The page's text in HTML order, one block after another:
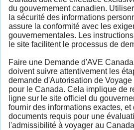
du gouvernement canadien.
la sécurité des informations
assure la conformité avec les
gouvernementales. Les
le site facilitent le processus de
Faire une Demande d'AVE
doivent suivre attentivement les
demande d'Autorisation de
pour le Canada. Cela implique de
ligne sur le site officiel du
fournir des informations exactes, et
documents requis pour une
l'admissibilité à voyager au